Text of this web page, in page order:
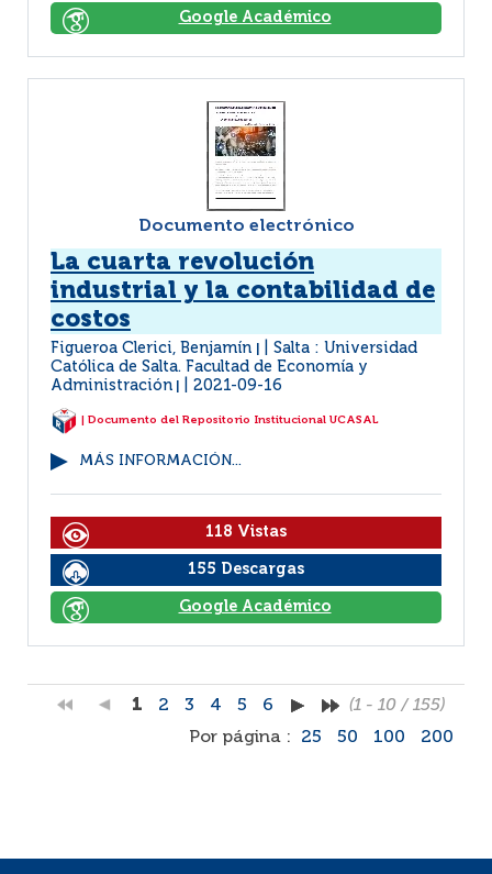
Google Académico
Documento electrónico
La cuarta revolución
industrial y la contabilidad de
costos
Figueroa Clerici, Benjamín
Salta : Universidad
Católica de Salta. Facultad de Economía y
Administración
2021-09-16
| Documento del Repositorio Institucional UCASAL
MÁS INFORMACIÓN...
118 Vistas
155 Descargas
Google Académico
1 2 3 4 5 6
(1 - 10 / 155)
Por página :
25 50 100 200